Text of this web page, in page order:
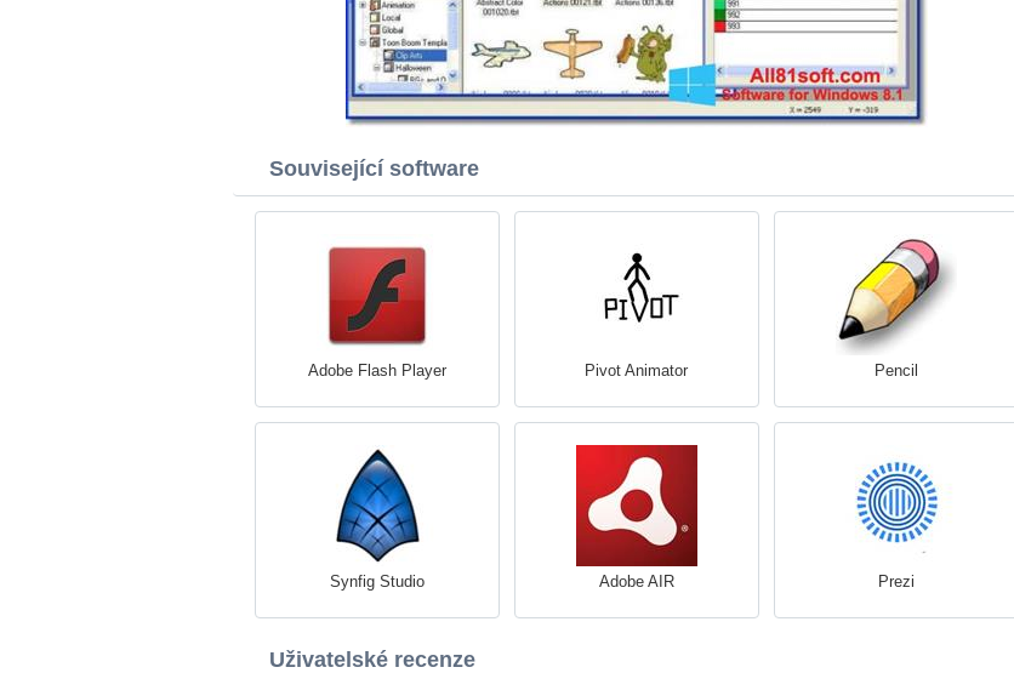
Související software
Adobe Flash Player Pivot Animator Pencil
Synfig Studio Adobe AIR Prezi
Uživatelské recenze